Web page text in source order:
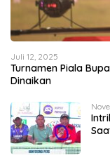
Juli 12, 2025
Turnamen Piala
Dinaikan